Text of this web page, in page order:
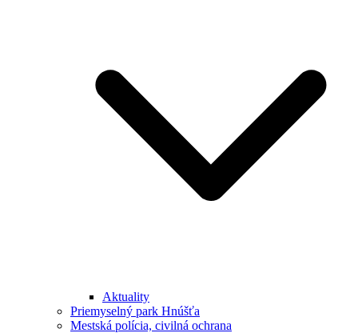
Aktuality
Priemyselný park Hnúšťa
Mestská polícia, civilná ochrana